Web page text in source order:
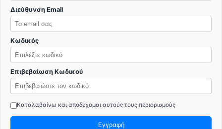
Διεύθυνση Email
Κωδικός
Επιβεβαίωση Κωδικού
Καταλαβαίνω και αποδέχομαι αυτούς τους περιορισμούς
Εγγραφή